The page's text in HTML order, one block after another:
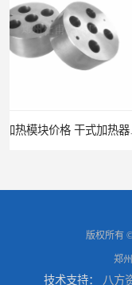
版权所有
郑
技术支持： 八方